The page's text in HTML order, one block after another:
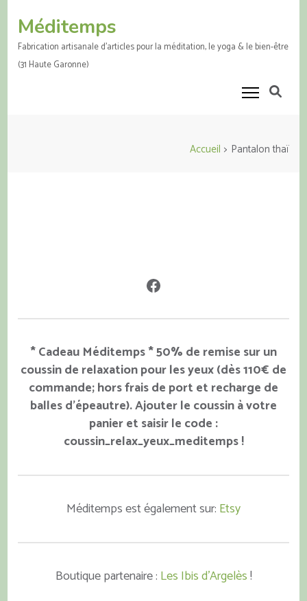
contenu
(Pressez
Méditemps
Fabrication artisanale d'articles pour la méditation, le yoga & le bien-être
(31 Haute Garonne)
Accueil > Pantalon thaï
Facebook
* Cadeau Méditemps * 50% de remise sur un
coussin de relaxation pour les yeux (dès 110€ de
commande; hors frais de port et recharge de
balles d'épeautre). Ajouter le coussin à votre
panier et saisir le code :
coussin_relax_yeux_meditemps !
Méditemps est également sur: Etsy
Boutique partenaire : Les Ibis d'Argelès!